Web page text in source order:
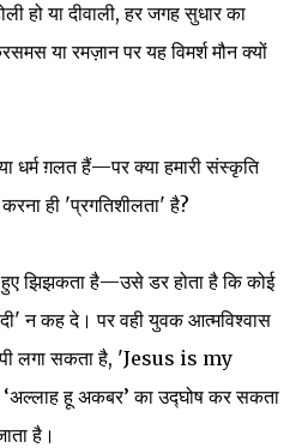
हो या दीवाली, हर जगह सुधार का
या रमज़ान पर यह विमर्श मौन क्यों
धर्म ग़लत हैं—पर क्या हमारी संस्कृति
ही 'प्रगतिशीलता' है?
झिझकता है—उसे डर होता है कि कोई
न कह दे। पर वही युवक आत्मविश्वास
लगा सकता है, 'Jesus is my
हू अकबर’ का उद्घोष कर सकता
है।